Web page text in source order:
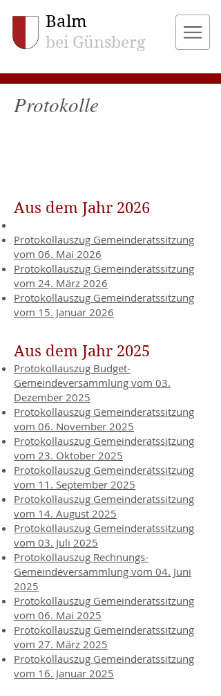
Balm
bei Günsberg
Protokolle
Aus dem Jahr 2026
Protokollauszug Gemeinderatssitzung
vom 06. Mai 2026​
Protokollauszug Gemeinderatssitzung
vom 24. März 2026
Protokollauszug Gemeinderatssitzung
vom 15. Januar 2026
Aus dem Jahr 2025
Protokollauszug Budget-
Gemeindeversammlung vom 03.
Dezember 2025
Protokollauszug Gemeinderatssitzung
vom 06. November 2025
Protokollauszug Gemeinderatssitzung
vom 23. Oktober 2025
Protokollauszug Gemeinderatssitzung
vom 11. September 2025
Protokollauszug Gemeinderatssitzung
vom 14. August 2025
Protokollauszug Gemeinderatssitzung
vom 03. Juli 2025
Protokollauszug Rechnungs-
Gemeindeversammlung vom 04. Juni
2025
Protokollauszug Gemeinderatssitzung
vom 06. Mai 2025
Protokollauszug Gemeinderatssitzung
vom 27. März 2025
Protokollauszug Gemeinderatssitzung
vom 16. Januar 2025